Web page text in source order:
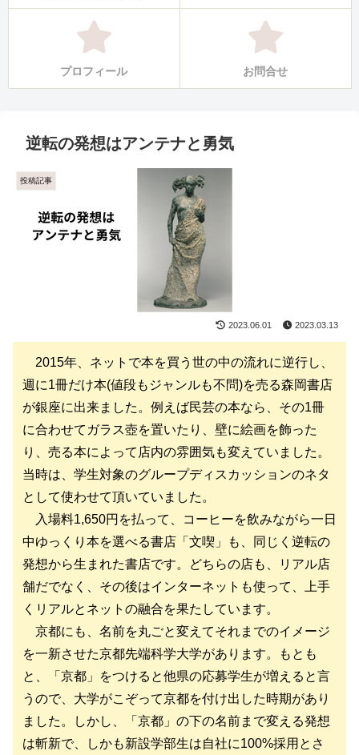
プロフィール お問合せ
逆転の発想はアンテナと勇気
投稿記事
2023.06.01 2023.03.13
2015年、ネットで本を買う世の中の流れに逆行し、
週に1冊だけ本(値段もジャンルも不問)を売る森岡書店
が銀座に出来ました。例えば民芸の本なら、その1冊
に合わせてガラス壺を置いたり、壁に絵画を飾った
り、売る本によって店内の雰囲気も変えていました。
当時は、学生対象のグループディスカッションのネタ
として使わせて頂いていました。
入場料1,650円を払って、コーヒーを飲みながら一日
中ゆっくり本を選べる書店「文喫」も、同じく逆転の
発想から生まれた書店です。どちらの店も、リアル店
舗だでなく、その後はインターネットも使って、上手
くリアルとネットの融合を果たしています。
京都にも、名前を丸ごと変えてそれまでのイメージ
を一新させた京都先端科学大学があります。もとも
と、「京都」をつけると他県の応募学生が増えると言
うので、大学がこぞって京都を付け出した時期があり
ました。しかし、「京都」の下の名前まで変える発想
は斬新で、しかも新設学部生は自社に100%採用とさ